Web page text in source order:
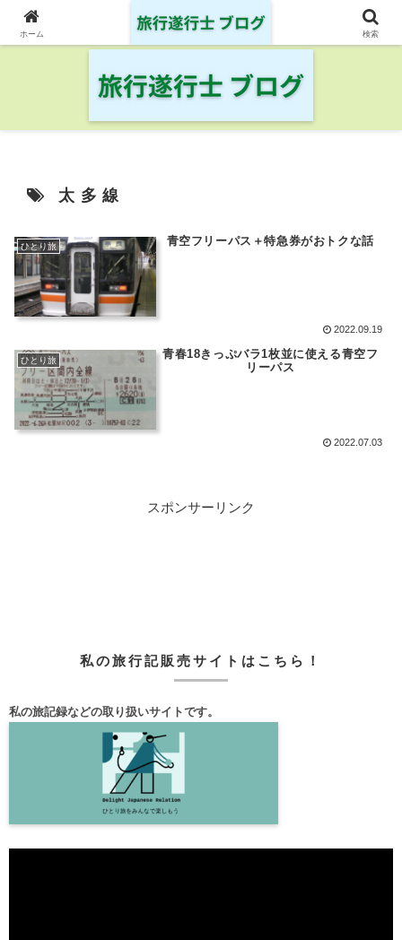
日本の鉄道・空港を制覇した旅行遂行士の旅の記録
太多線
ひとり旅 青空フリーパス＋特急券がおトクな話
2022.09.19
ひとり旅
青春18きっぷバラ1枚並に使える青空フ
リーパス
2022.07.03
スポンサーリンク
私の旅行記販売サイトはこちら！
私の旅記録などの取り扱いサイトです。
ホーム 検索